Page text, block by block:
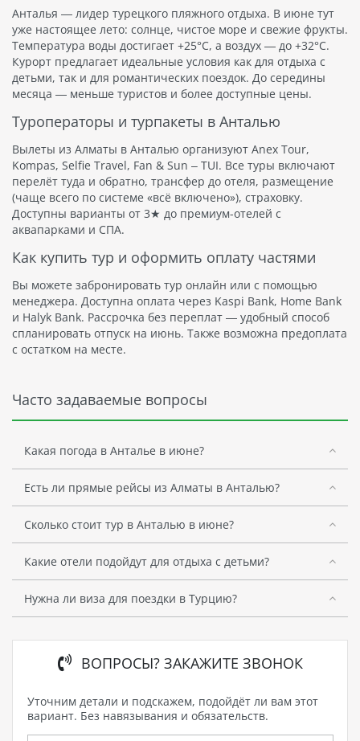
Анталья — лидер турецкого пляжного отдыха. В июне тут
уже настоящее лето: солнце, чистое море и свежие фрукты.
Температура воды достигает +25°C, а воздух — до +32°C.
Курорт предлагает идеальные условия как для отдыха с
детьми, так и для романтических поездок. До середины
месяца — меньше туристов и более доступные цены.
Туроператоры и турпакеты в Анталью
Вылеты из Алматы в Анталью организуют Anex Tour,
Kompas, Selfie Travel, Fan & Sun – TUI. Все туры включают
перелёт туда и обратно, трансфер до отеля, размещение
(чаще всего по системе «всё включено»), страховку.
Доступны варианты от 3★ до премиум-отелей с
аквапарками и СПА.
Как купить тур и оформить оплату частями
Вы можете забронировать тур онлайн или с помощью
менеджера. Доступна оплата через Kaspi Bank, Home Bank
и Halyk Bank. Рассрочка без переплат — удобный способ
спланировать отпуск на июнь. Также возможна предоплата
с остатком на месте.
Часто задаваемые вопросы
Какая погода в Анталье в июне?
Есть ли прямые рейсы из Алматы в Анталью?
Сколько стоит тур в Анталью в июне?
Какие отели подойдут для отдыха с детьми?
Нужна ли виза для поездки в Турцию?
ВОПРОСЫ? ЗАКАЖИТЕ ЗВОНОК
Уточним детали и подскажем, подойдёт ли вам этот
вариант. Без навязывания и обязательств.